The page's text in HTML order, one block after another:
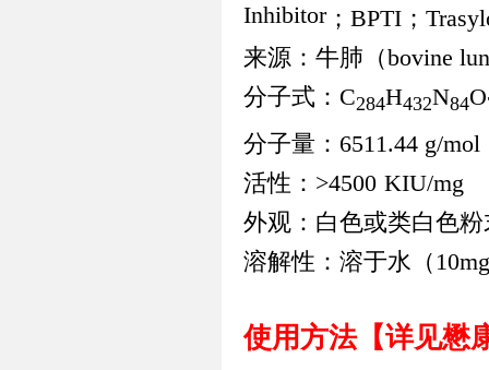
Inhibitor； BPTI ；
来源：牛肺（bovine
分子式： C284H432N84O
分子量： 6511.44 g/mol
活性： >4500 KIU/mg
外观：白色或类白色粉
溶解性：溶于水（
使用方法【详见懋